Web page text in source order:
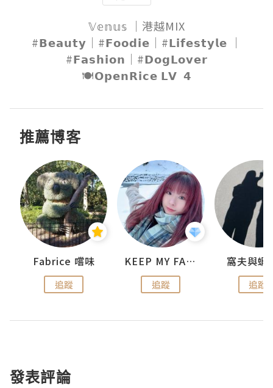
𝕍𝕖𝕟𝕦𝕤 ｜港越MIX
#𝗕𝗲𝗮𝘂𝘁𝘆｜#𝗙𝗼𝗼𝗱𝗶𝗲｜#𝗟𝗶𝗳𝗲𝘀𝘁𝘆𝗹𝗲 ｜
#𝗙𝗮𝘀𝗵𝗶𝗼𝗻｜#𝗗𝗼𝗴𝗟𝗼𝘃𝗲𝗿
🍽𝗢𝗽𝗲𝗻𝗥𝗶𝗰𝗲 𝗟𝗩  𝟰
推薦博客
Fabrice 嚐味
追蹤
KEEP MY FAITH
追蹤
窩夫與蝦
追蹤
發表評論